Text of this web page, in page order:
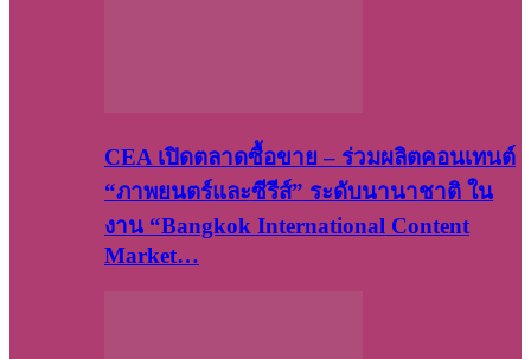
CEA เปิดตลาดซื้อขาย – ร่วมผลิตคอนเทนต์
“ภาพยนตร์และซีรีส์” ระดับนานาชาติ ใน
งาน “Bangkok International Content
Market…